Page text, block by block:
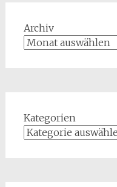
Archiv
Kategorien